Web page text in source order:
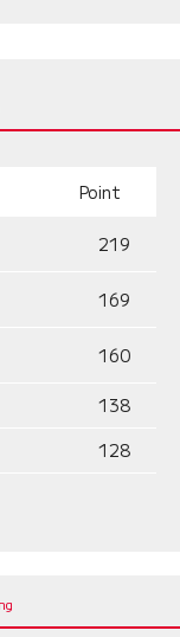
Point
219
169
160
138
128